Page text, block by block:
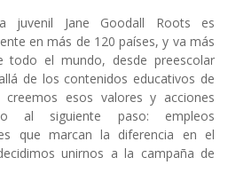
juvenil Jane Goodall Roots es
en más de 120 países, y va más
todo el mundo, desde preescolar
de los contenidos educativos de
esos valores y acciones
al siguiente paso: empleos
que marcan la diferencia en el
unirnos a la campaña de